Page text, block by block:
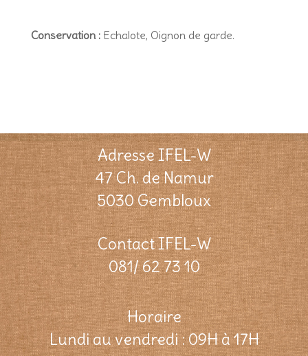
Conservation : Echalote, Oignon de garde.
Adresse IFEL-W
47 Ch. de Namur
5030 Gembloux
Contact IFEL-W
081/ 62 73 10
Horaire
Lundi au vendredi : 09H à 17H